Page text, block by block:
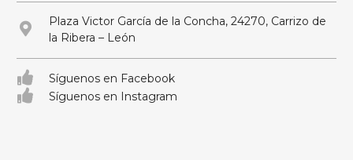
Plaza Victor García de la Concha, 24270, Carrizo de
la Ribera – León
Síguenos en Facebook
Síguenos en Instagram